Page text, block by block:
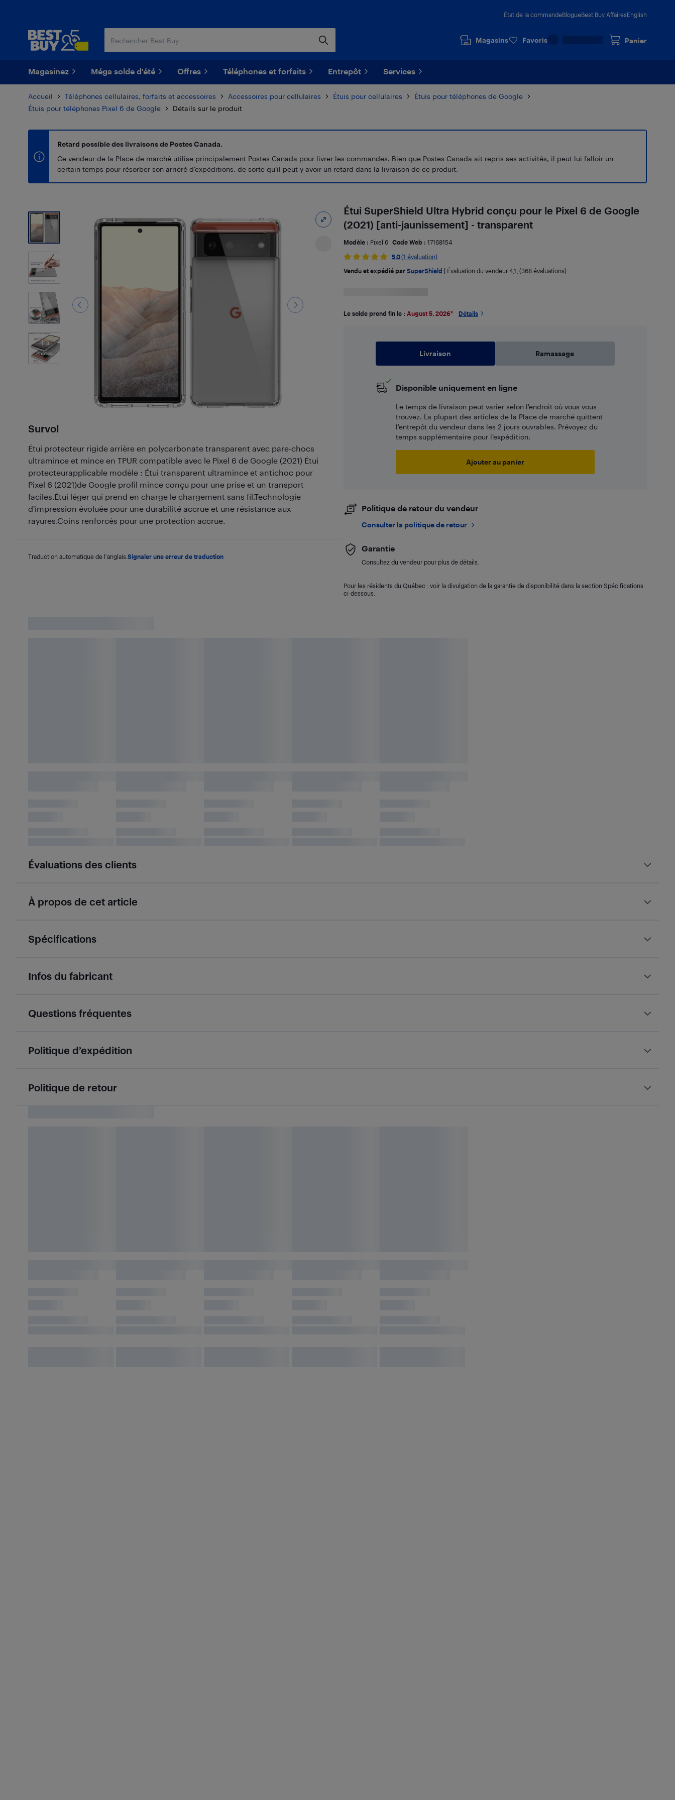
État de la commandeBlogueBest Buy AffairesEnglish
Magasins Favoris Panier
Magasinez Méga solde d'été Offres Téléphones et forfaits Entrepôt Services
Accueil Téléphones cellulaires, forfaits et accessoires Accessoires pour cellulaires Étuis pour cellulaires
Étuis pour téléphones de Google
Étuis pour téléphones Pixel 6 de Google
Détails sur le produit
Retard possible des livraisons de Postes Canada.
Ce vendeur de la Place de marché utilise principalement Postes Canada pour livrer les commandes. Bien que Postes Canada ait repris ses activités, il peut lui falloir un
certain temps pour résorber son arriéré d’expéditions, de sorte qu’il peut y avoir un retard dans la livraison de ce produit.
3
Photos
Survol
Étui protecteur rigide arrière en polycarbonate transparent avec pare-chocs
ultramince et mince en TPUR compatible avec le Pixel 6 de Google (2021) Étui
protecteurapplicable modèle : Étui transparent ultramince et antichoc pour
Pixel 6 (2021)de Google profil mince conçu pour une prise et un transport
faciles.Étui léger qui prend en charge le chargement sans fil.Technologie
d'impression évoluée pour une durabilité accrue et une résistance aux
rayures.Coins renforcés pour une protection accrue.
Traduction automatique de l'anglais. Signaler une erreur de traduction
Étui SuperShield Ultra Hybrid conçu pour le Pixel 6 de Google
(2021) [anti-jaunissement] - transparent
Modèle : Pixel 6 Code Web : 17168154
5.0(1 évaluation)
Vendu et expédié par SuperShield Évaluation du vendeur 4,1; (368 évaluations)
Le solde prend fin le : August 5, 2026* Détails
Livraison Ramassage
Disponible uniquement en ligne
Le temps de livraison peut varier selon l'endroit où vous vous
trouvez. La plupart des articles de la Place de marché quittent
l’entrepôt du vendeur dans les 2 jours ouvrables. Prévoyez du
temps supplémentaire pour l’expédition.
Ajouter au panier
Politique de retour du vendeur
Consulter la politique de retour
Garantie
Consultez du vendeur pour plus de détails.
Pour les résidents du Québec : voir la divulgation de la garantie de disponibilité dans la section Spécifications
ci-dessous.
Évaluations des clients
À propos de cet article
Spécifications
Infos du fabricant
Questions fréquentes
Politique d’expédition
Politique de retour